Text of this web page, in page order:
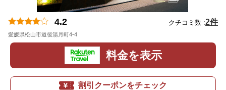
4.2 クチコミ数 :2件
愛媛県松山市道後湯月町4-4
料金を表示
割引クーポンをチェック